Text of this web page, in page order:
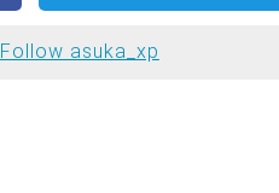
Follow asuka_xp